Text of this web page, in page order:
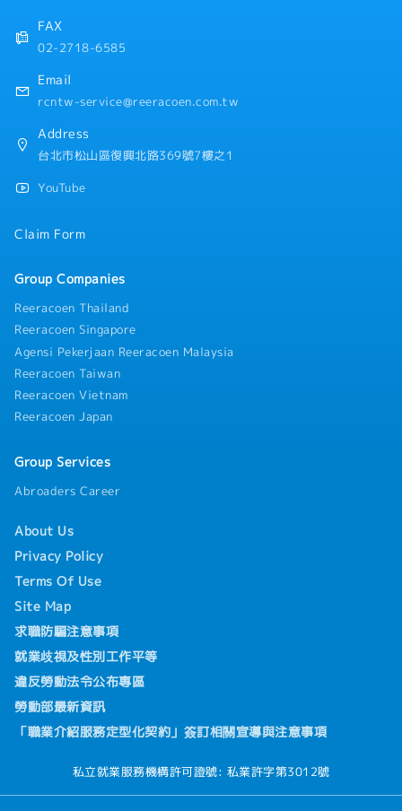
FAX
02-2718-6585
Email
rcntw-service@reeracoen.com.tw
Address
台北市松山區復興北路369號7樓之1
YouTube
Claim Form
Group Companies
Reeracoen Thailand
Reeracoen Singapore
Agensi Pekerjaan Reeracoen Malaysia
Reeracoen Taiwan
Reeracoen Vietnam
Reeracoen Japan
Group Services
Abroaders Career
About Us
Privacy Policy
Terms Of Use
Site Map
求職防騙注意事項
就業歧視及性別工作平等
違反勞動法令公布專區
勞動部最新資訊
「職業介紹服務定型化契約」簽訂相關宣導與注意事項
私立就業服務機構許可證號: 私業許字第3012號